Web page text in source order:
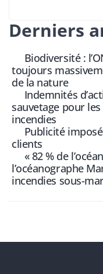
Derniers
Biodiversité :
toujours
de la nature
Indemnités
sauvetage pour
incendies
Publicité
clients
« 82 % de
l’océanographe
incendies sous-